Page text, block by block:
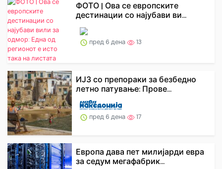
ФОТО | Ова се европските
дестинации со најубави ви...
пред 6 дена 13
ИЈЗ со препораки за безбедно
летно патување: Прове...
пред 6 дена 17
Европа дава пет милијарди евра
за седум мегафабрик...